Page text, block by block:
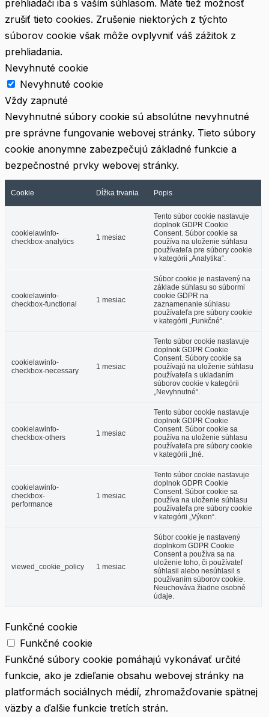
prehliadači iba s vaším súhlasom. Máte tiež možnosť
zrušiť tieto cookies. Zrušenie niektorých z týchto
súborov cookie však môže ovplyvniť váš zážitok z
prehliadania.
Nevyhnuté cookie
Nevyhnuté cookie
Vždy zapnuté
Nevyhnutné súbory cookie sú absolútne nevyhnutné
pre správne fungovanie webovej stránky. Tieto súbory
cookie anonymne zabezpečujú základné funkcie a
bezpečnostné prvky webovej stránky.
Cookie Dĺžka trvania Popis
cookielawinfo-
checkbox-analytics
1 mesiac
Tento súbor cookie nastavuje
doplnok GDPR Cookie
Consent. Súbor cookie sa
používa na uloženie súhlasu
používateľa pre súbory cookie
v kategórii „Analytika“.
cookielawinfo-
checkbox-functional
1 mesiac
Súbor cookie je nastavený na
základe súhlasu so súbormi
cookie GDPR na
zaznamenanie súhlasu
používateľa pre súbory cookie
v kategórii „Funkčné“.
cookielawinfo-
checkbox-necessary
1 mesiac
Tento súbor cookie nastavuje
doplnok GDPR Cookie
Consent. Súbory cookie sa
používajú na uloženie súhlasu
používateľa s ukladaním
súborov cookie v kategórii
„Nevyhnutné“.
cookielawinfo-
checkbox-others
1 mesiac
Tento súbor cookie nastavuje
doplnok GDPR Cookie
Consent. Súbor cookie sa
používa na uloženie súhlasu
používateľa pre súbory cookie
v kategórii „Iné.
cookielawinfo-
checkbox-
performance
1 mesiac
Tento súbor cookie nastavuje
doplnok GDPR Cookie
Consent. Súbor cookie sa
používa na uloženie súhlasu
používateľa pre súbory cookie
v kategórii „Výkon“.
viewed_cookie_policy 1 mesiac
Súbor cookie je nastavený
doplnkom GDPR Cookie
Consent a používa sa na
uloženie toho, či používateľ
súhlasil alebo nesúhlasil s
používaním súborov cookie.
Neuchováva žiadne osobné
údaje.
Funkčné cookie
Funkčné cookie
Funkčné súbory cookie pomáhajú vykonávať určité
funkcie, ako je zdieľanie obsahu webovej stránky na
platformách sociálnych médií, zhromažďovanie spätnej
väzby a ďalšie funkcie tretích strán.